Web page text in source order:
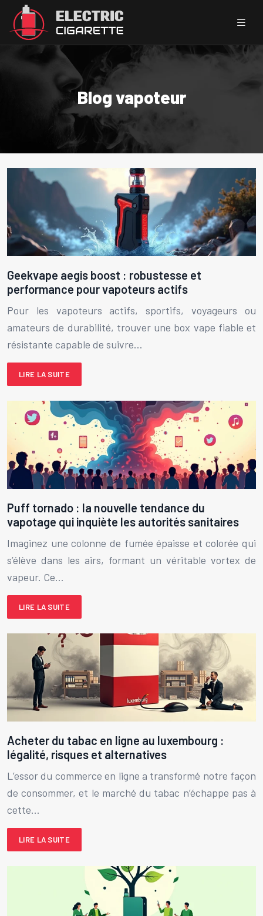
Blog vapoteur
Geekvape aegis boost : robustesse et
performance pour vapoteurs actifs
Pour les vapoteurs actifs, sportifs, voyageurs ou
amateurs de durabilité, trouver une box vape fiable et
résistante capable de suivre…
LIRE LA SUITE
Puff tornado : la nouvelle tendance du
vapotage qui inquiète les autorités sanitaires
Imaginez une colonne de fumée épaisse et colorée qui
s’élève dans les airs, formant un véritable vortex de
vapeur. Ce…
LIRE LA SUITE
Acheter du tabac en ligne au luxembourg :
légalité, risques et alternatives
L’essor du commerce en ligne a transformé notre façon
de consommer, et le marché du tabac n’échappe pas à
cette…
LIRE LA SUITE